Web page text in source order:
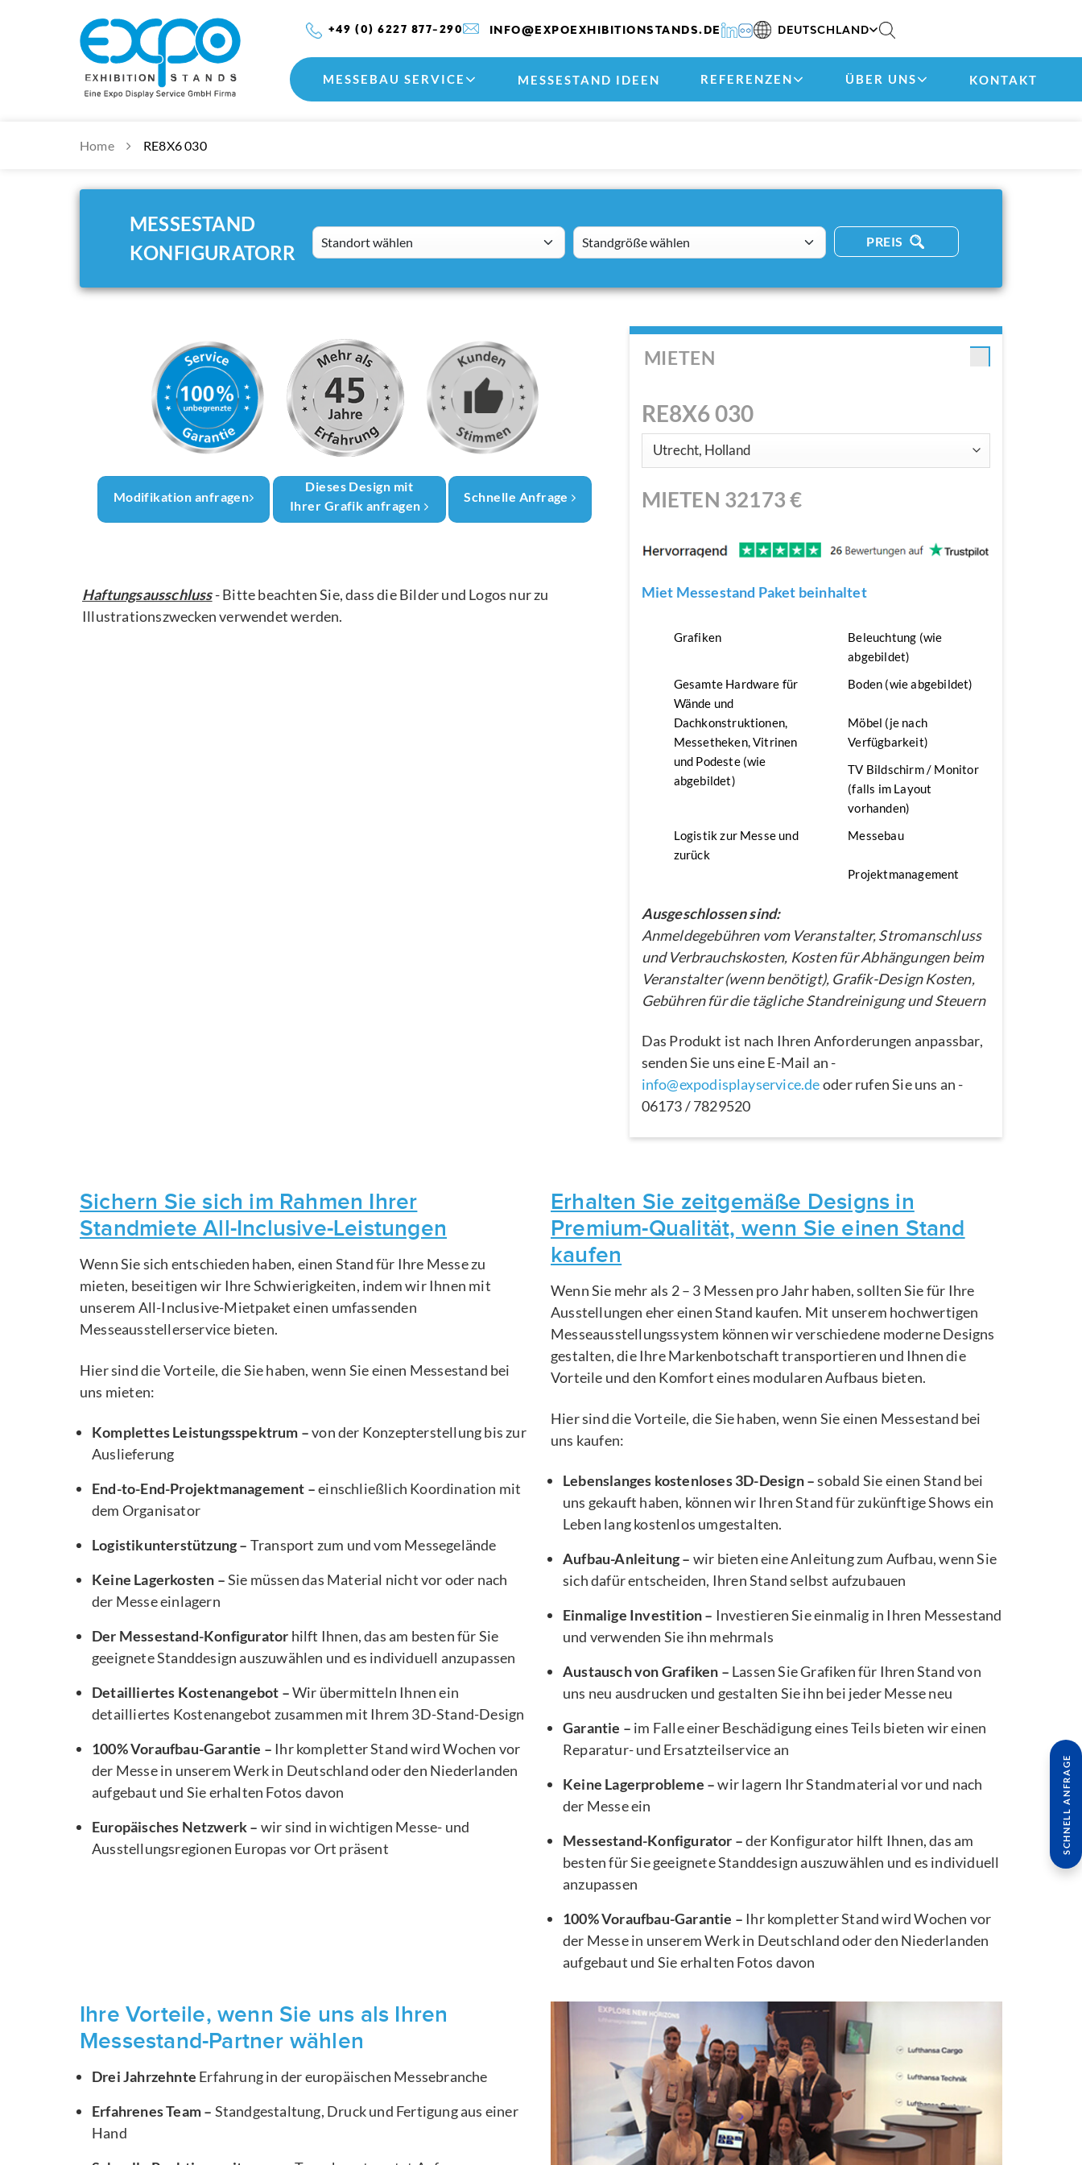
+49 (0) 6227 877-290 INFO@EXPOEXHIBITIONSTANDS.DE DEUTSCHLAND
MESSEBAU SERVICE MESSESTAND IDEEN REFERENZEN ÜBER UNS KONTAKT
Home RE8X6 030
MESSESTAND
KONFIGURATORR
Standort wählen standsizes PREIS
Modifikation anfragen
Dieses Design mit
Ihrer Grafik anfragen
Schnelle Anfrage
Haftungsausschluss- Bitte beachten Sie, dass die Bilder und Logos nur zu
Illustrationszwecken verwendet werden.
MIETEN
RE8X6 030
MIETEN 32173€
Miet Messestand Paket beinhaltet
Grafiken
Beleuchtung (wie
abgebildet)
Gesamte Hardware für
Wände und
Dachkonstruktionen,
Messetheken, Vitrinen
und Podeste (wie
abgebildet)
Boden (wie abgebildet)
Möbel (je nach
Verfügbarkeit)
TV Bildschirm / Monitor
(falls im Layout
vorhanden)
Logistik zur Messe und
zurück
Messebau
Projektmanagement
Ausgeschlossen sind:
Anmeldegebühren vom Veranstalter, Stromanschluss
und Verbrauchskosten, Kosten für Abhängungen beim
Veranstalter (wenn benötigt), Grafik-Design Kosten,
Gebühren für die tägliche Standreinigung und Steuern
Das Produkt ist nach Ihren Anforderungen anpassbar,
senden Sie uns eine E-Mail an -
info@expodisplayservice.deoder rufen Sie uns an -
06173 / 7829520
Sichern Sie sich im Rahmen Ihrer
Standmiete All-Inclusive-Leistungen
Wenn Sie sich entschieden haben, einen Stand für Ihre Messe zu
mieten, beseitigen wir Ihre Schwierigkeiten, indem wir Ihnen mit
unserem All-Inclusive-Mietpaket einen umfassenden
Messeausstellerservice bieten.
Hier sind die Vorteile, die Sie haben, wenn Sie einen Messestand bei
uns mieten:
Komplettes Leistungsspektrum –von der Konzepterstellung bis zur
Auslieferung
End-to-End-Projektmanagement –einschließlich Koordination mit
dem Organisator
Logistikunterstützung – Transport zum und vom Messegelände
Keine Lagerkosten –Sie müssen das Material nicht vor oder nach
der Messe einlagern
Der Messestand-Konfigurator hilft Ihnen, das am besten für Sie
geeignete Standdesign auszuwählen und es individuell anzupassen
Detailliertes Kostenangebot –Wir übermitteln Ihnen ein
detailliertes Kostenangebot zusammen mit Ihrem 3D-Stand-Design
100% Voraufbau-Garantie – Ihr kompletter Stand wird Wochen vor
der Messe in unserem Werk in Deutschland oder den Niederlanden
aufgebaut und Sie erhalten Fotos davon
Europäisches Netzwerk – wir sind in wichtigen Messe- und
Ausstellungsregionen Europas vor Ort präsent
Erhalten Sie zeitgemäße Designs in
Premium-Qualität, wenn Sie einen Stand
kaufen
Wenn Sie mehr als 2 – 3 Messen pro Jahr haben, sollten Sie für Ihre
Ausstellungen eher einen Stand kaufen. Mit unserem hochwertigen
Messeausstellungssystem können wir verschiedene moderne Designs
gestalten, die Ihre Markenbotschaft transportieren und Ihnen die
Vorteile und den Komfort eines modularen Aufbaus bieten.
Hier sind die Vorteile, die Sie haben, wenn Sie einen Messestand bei
uns kaufen:
Lebenslanges kostenloses 3D-Design –sobald Sie einen Stand bei
uns gekauft haben, können wir Ihren Stand für zukünftige Shows ein
Leben lang kostenlos umgestalten.
Aufbau-Anleitung – wir bieten eine Anleitung zum Aufbau, wenn Sie
sich dafür entscheiden, Ihren Stand selbst aufzubauen
Einmalige Investition – Investieren Sie einmalig in Ihren Messestand
und verwenden Sie ihn mehrmals
Austausch von Grafiken – Lassen Sie Grafiken für Ihren Stand von
uns neu ausdrucken und gestalten Sie ihn bei jeder Messe neu
Garantie – im Falle einer Beschädigung eines Teils bieten wir einen
Reparatur- und Ersatzteilservice an
Keine Lagerprobleme –wir lagern Ihr Standmaterial vor und nach
der Messe ein
Messestand-Konfigurator –der Konfigurator hilft Ihnen, das am
besten für Sie geeignete Standdesign auszuwählen und es individuell
anzupassen
100% Voraufbau-Garantie – Ihr kompletter Stand wird Wochen vor
der Messe in unserem Werk in Deutschland oder den Niederlanden
aufgebaut und Sie erhalten Fotos davon
Ihre Vorteile, wenn Sie uns als Ihren
Messestand-Partner wählen
Drei Jahrzehnte Erfahrung in der europäischen Messebranche
Erfahrenes Team – Standgestaltung, Druck und Fertigung aus einer
Hand
SCHNELL ANFRAGE